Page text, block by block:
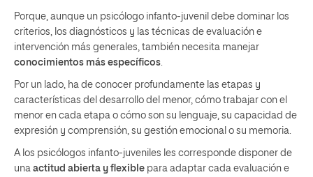
Porque, aunque un psicólogo infanto-juvenil debe dominar los
criterios, los diagnósticos y las técnicas de evaluación e
intervención más generales, también necesita manejar
conocimientos más específicos
Por un lado, ha de conocer profundamente las etapas y
características del desarrollo del menor, cómo trabajar con el
menor en cada etapa o cómo son su lenguaje, su capacidad de
expresión y comprensión, su gestión emocional o su memoria.
A los psicólogos infanto-juveniles les corresponde disponer de
una actitud abierta y flexible para adaptar cada evaluación e